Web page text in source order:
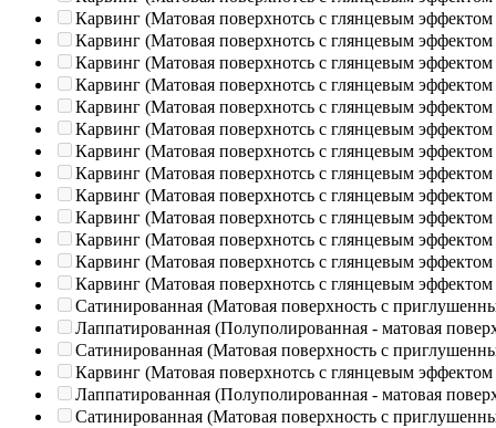
Карвинг (Матовая поверхнотсь с глянцевым эффектом
Карвинг (Матовая поверхнотсь с глянцевым эффектом
Карвинг (Матовая поверхнотсь с глянцевым эффектом
Карвинг (Матовая поверхнотсь с глянцевым эффектом
Карвинг (Матовая поверхнотсь с глянцевым эффектом
Карвинг (Матовая поверхнотсь с глянцевым эффектом
Карвинг (Матовая поверхнотсь с глянцевым эффектом
Карвинг (Матовая поверхнотсь с глянцевым эффектом
Карвинг (Матовая поверхнотсь с глянцевым эффектом
Карвинг (Матовая поверхнотсь с глянцевым эффектом
Карвинг (Матовая поверхнотсь с глянцевым эффектом
Карвинг (Матовая поверхнотсь с глянцевым эффектом
Карвинг (Матовая поверхнотсь с глянцевым эффектом
Сатинированная (Матовая поверхность с
Лаппатированная (Полуполированная - матовая
Сатинированная (Матовая поверхность с
Карвинг (Матовая поверхнотсь с глянцевым эффектом
Лаппатированная (Полуполированная - матовая
Сатинированная (Матовая поверхность с